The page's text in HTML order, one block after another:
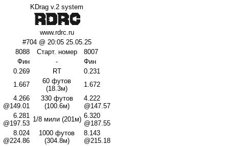
KDrag v.2 system
www.rdrc.ru
#704 @ 20:05 25.05.25
8088
Старт. номер
8007
Фин
-
Фин
0.269
RT
0.231
1.667
60 футов
(18.3м)
1.672
4.266
@149.01
330 футов
(100.6м)
4.222
@147.57
6.281
@197.53
1/8 мили (201м) 6.320
@187.55
8.024
@224.86
1000 футов
(304.8м)
8.143
@215.18